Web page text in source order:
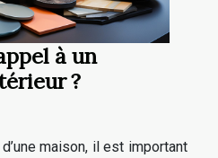
à un
?
maison, il est important